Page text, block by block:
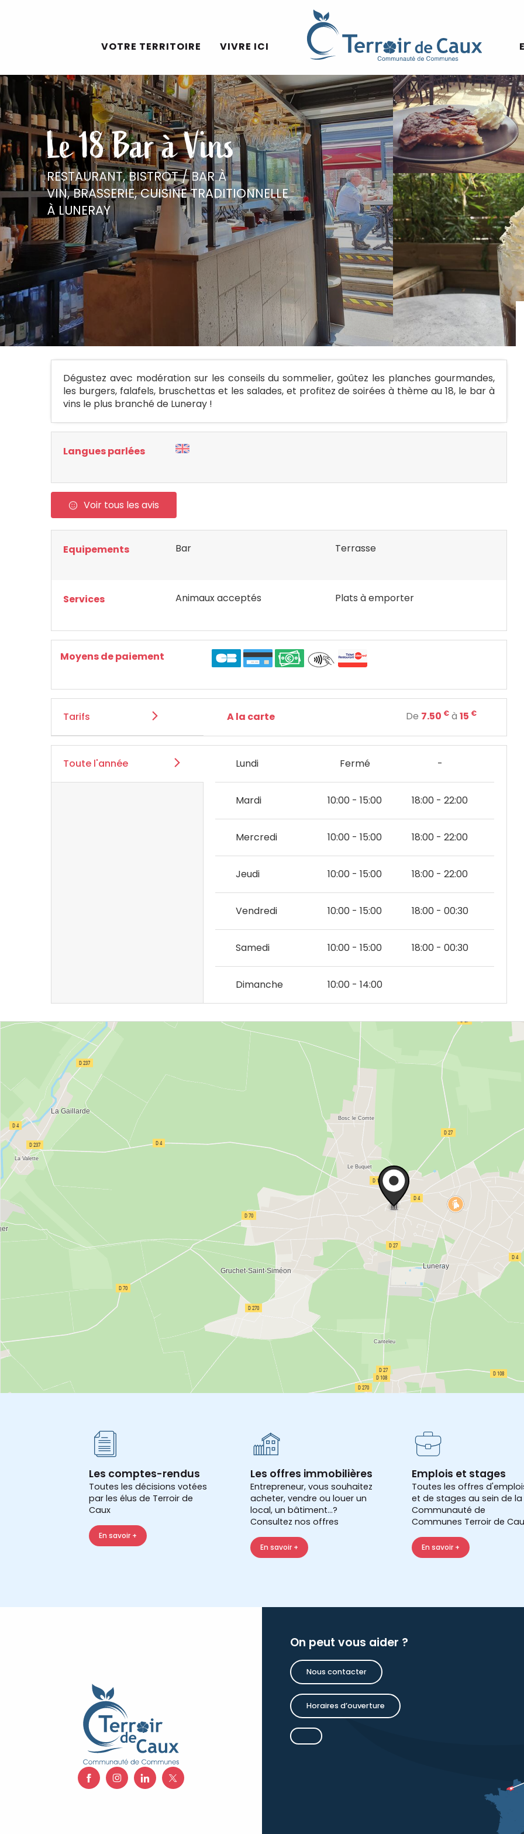
VOTRE TERRITOIRE VIVRE ICI
Le 18 Bar à Vins
RESTAURANT,BISTROT / BAR À
VIN,BRASSERIE,CUISINE TRADITIONNELLE
À LUNERAY
Dégustez avec modération sur les conseils du sommelier, goûtez les planches gourmandes,
les burgers, falafels, bruschettas et les salades, et profitez de soirées à thème au 18, le bar à
vins le plus branché de Luneray !
Langues parlées
Voir tous les avis
Equipements Bar Terrasse
Services Animaux acceptés Plats à emporter
Moyens de paiement
Tarifs A la carte De 7.50 € à15 €
Toute l'année Lundi Fermé -
Mardi 10:00 - 15:00 18:00 - 22:00
Mercredi 10:00 - 15:00 18:00 - 22:00
Jeudi 10:00 - 15:00 18:00 - 22:00
Vendredi 10:00 - 15:00 18:00 - 00:30
Samedi 10:00 - 15:00 18:00 - 00:30
Dimanche 10:00 - 14:00
Les comptes-rendus
Toutes les décisions votées
par les élus de Terroir de
Caux
En savoir +
Les offres immobilières
Entrepreneur, vous souhaitez
acheter, vendre ou louer un
local, un bâtiment...?
Consultez nos offres
En savoir +
Emplois et stages
Toutes les offres
et de stages au sein de la
Communauté de
Communes Terroir de
En savoir +
On peut vous aider ?
Nous contacter
Horaires d’ouverture